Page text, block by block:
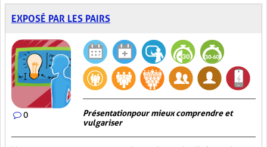
EXPOSÉ PAR LES PAIRS
0
Présentation pour mieux comprendre et
vulgariser